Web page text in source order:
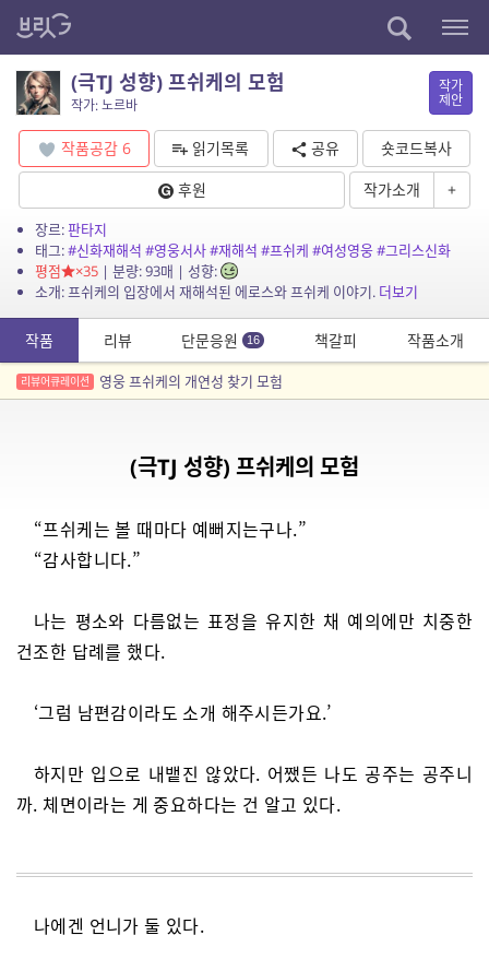
(극TJ 성향) 프쉬케의 모험
작가: 노르바
작가
제안
작품공감 6 읽기목록 공유
숏코드복사
후원
작가소개 +
장르:판타지
태그:#신화재해석 #영웅서사#재해석 #프쉬케 #여성영웅#그리스신화
평점
×35| 분량: 93매 | 성향:
소개: 프쉬케의 입장에서 재해석된 에로스와 프쉬케 이야기. 더보기
작품 리뷰 단문응원 16 책갈피 작품소개
리뷰어큐레이션 영웅 프쉬케의 개연성 찾기 모험
(극TJ 성향) 프쉬케의 모험
“프쉬케는 볼 때마다 예뻐지는구나.”
“감사합니다.”
나는 평소와 다름없는 표정을 유지한 채 예의에만 치중한
건조한 답례를 했다.
‘그럼 남편감이라도 소개 해주시든가요.’
하지만 입으로 내뱉진 않았다. 어쨌든 나도 공주는 공주니
까. 체면이라는 게 중요하다는 건 알고 있다.
나에겐 언니가 둘 있다.